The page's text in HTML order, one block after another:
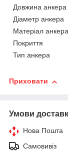
Довжина анкера
Діаметр анкера
Матеріал анкера
Покриття
Тип анкера
Приховати
Умови
Нова Пошта
Самовивіз